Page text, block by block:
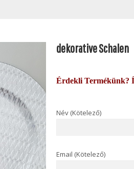
dekorative Schalen
Érdekli Termékünk?
Név (Kötelező)
Email (Kötelező)